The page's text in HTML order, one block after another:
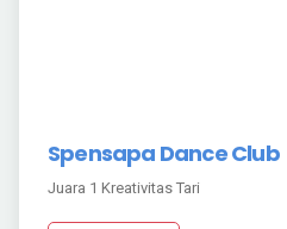
Nazwa Syaqra Pramesti
Juara 1 Mendongeng